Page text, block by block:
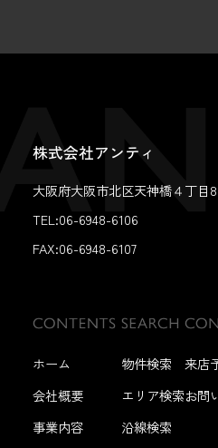
株式会社アンティ
大阪府大阪市北区天神橋４丁目
TEL:06-6948-6106
FAX:06-6948-6107
ホーム
会社概要
事業内容
物件検索
エリア検索
沿線検索
来店
お問